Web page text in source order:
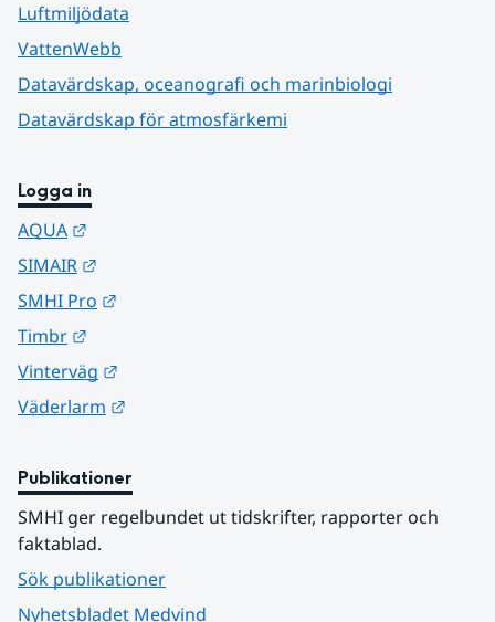
Luftmiljödata
VattenWebb
Datavärdskap, oceanografi och marinbiologi
Datavärdskap för atmosfärkemi
Logga in
AQUA
SIMAIR
SMHI Pro
Timbr
Vinterväg
Väderlarm
Publikationer
SMHI ger regelbundet ut tidskrifter, rapporter och
faktablad.
Sök publikationer
Nyhetsbladet Medvind